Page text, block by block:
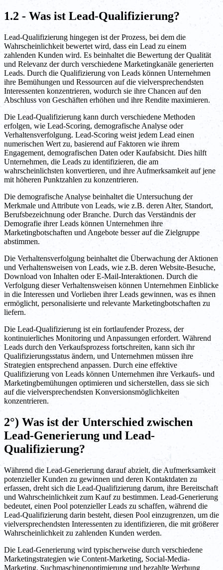
1.2 - Was ist Lead-Qualifizierung?
Lead-Qualifizierung hingegen ist der Prozess, bei dem die
Wahrscheinlichkeit bewertet wird, dass ein Lead zu einem
zahlenden Kunden wird. Es beinhaltet die Bewertung der Qualität
und Relevanz der durch verschiedene Marketingkanäle generierten
Leads. Durch die Qualifizierung von Leads können Unternehmen
ihre Bemühungen und Ressourcen auf die vielversprechendsten
Interessenten konzentrieren, wodurch sie ihre Chancen auf den
Abschluss von Geschäften erhöhen und ihre Rendite maximieren.
Die Lead-Qualifizierung kann durch verschiedene Methoden
erfolgen, wie Lead-Scoring, demografische Analyse oder
Verhaltensverfolgung. Lead-Scoring weist jedem Lead einen
numerischen Wert zu, basierend auf Faktoren wie ihrem
Engagement, demografischen Daten oder Kaufabsicht. Dies hilft
Unternehmen, die Leads zu identifizieren, die am
wahrscheinlichsten konvertieren, und ihre Aufmerksamkeit auf jene
mit höheren Punktzahlen zu konzentrieren.
Die demografische Analyse beinhaltet die Untersuchung der
Merkmale und Attribute von Leads, wie z.B. deren Alter, Standort,
Berufsbezeichnung oder Branche. Durch das Verständnis der
Demografie ihrer Leads können Unternehmen ihre
Marketingbotschaften und Angebote besser auf die Zielgruppe
abstimmen.
Die Verhaltensverfolgung beinhaltet die Überwachung der Aktionen
und Verhaltensweisen von Leads, wie z.B. deren Website-Besuche,
Download von Inhalten oder E-Mail-Interaktionen. Durch die
Verfolgung dieser Verhaltensweisen können Unternehmen Einblicke
in die Interessen und Vorlieben ihrer Leads gewinnen, was es ihnen
ermöglicht, personalisierte und relevante Marketingbotschaften zu
liefern.
Die Lead-Qualifizierung ist ein fortlaufender Prozess, der
kontinuierliches Monitoring und Anpassungen erfordert. Während
Leads durch den Verkaufsprozess fortschreiten, kann sich ihr
Qualifizierungsstatus ändern, und Unternehmen müssen ihre
Strategien entsprechend anpassen. Durch eine effektive
Qualifizierung von Leads können Unternehmen ihre Verkaufs- und
Marketingbemühungen optimieren und sicherstellen, dass sie sich
auf die vielversprechendsten Konversionsmöglichkeiten
konzentrieren.
2°) Was ist der Unterschied zwischen
Lead-Generierung und Lead-
Qualifizierung?
Während die Lead-Generierung darauf abzielt, die Aufmerksamkeit
potenzieller Kunden zu gewinnen und deren Kontaktdaten zu
erfassen, dreht sich die Lead-Qualifizierung darum, ihre Bereitschaft
und Wahrscheinlichkeit zum Kauf zu bestimmen. Lead-Generierung
bedeutet, einen Pool potenzieller Leads zu schaffen, während die
Lead-Qualifizierung darin besteht, diesen Pool einzugrenzen, um die
vielversprechendsten Interessenten zu identifizieren, die mit größerer
Wahrscheinlichkeit zu zahlenden Kunden werden.
Die Lead-Generierung wird typischerweise durch verschiedene
Marketingstrategien wie Content-Marketing, Social-Media-
Marketing, Suchmaschinenoptimierung und bezahlte Werbung